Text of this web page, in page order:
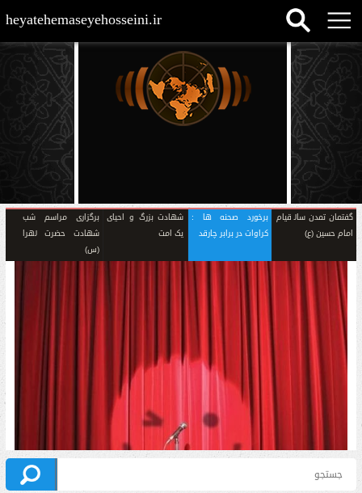
heyatehemaseyehosseini.ir
گفتمان تمدن ساز قیام
امام حسین (ع)
برخورد صحنه ها :
کراوات در برابر چارقد
شهادت بزرگ و احیای
یک امت
برگزاری مراسم شب
شهادت حضرت زهرا
(س)